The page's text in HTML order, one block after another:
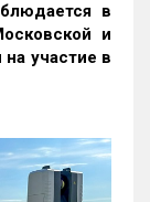
в
и
участие в